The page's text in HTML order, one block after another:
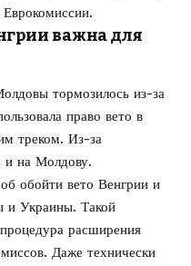
важна для
тормозилось из-за
право вето в
треком. Из-за
и на Молдову.
обойти вето Венгрии и
и Украины. Такой
расширения
Даже технически